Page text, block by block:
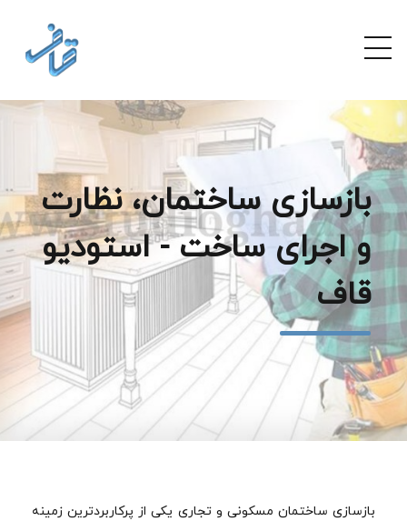
بازسازی ساختمان، نظارت
و اجرای ساخت - استودیو
قاف
بازسازی ساختمان مسکونی و تجاری یکی از پرکاربردترین زمینه